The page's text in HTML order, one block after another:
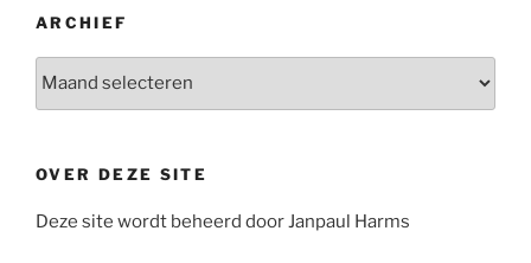
ARCHIEF
OVER DEZE SITE
Deze site wordt beheerd door Janpaul Harms